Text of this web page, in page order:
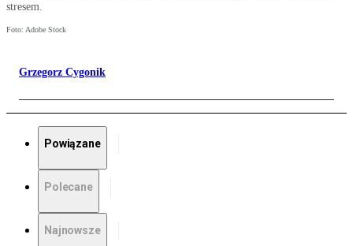
stresem.
Foto: Adobe Stock
Grzegorz Cygonik
Powiązane
Polecane
Najnowsze